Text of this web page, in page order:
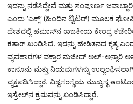
ಇದನ್ನು ನಡೆಸಿದ್ದೇವೆ ಮತ್ತು ಸಂಪೂರ್ಣ
ಎಂದು ‘ಎಕ್ಸ್’ (ಹಿಂದಿನ ಟ್ವಿಟರ್) ಮೂಲಕ
ದೇಶದಲ್ಲಿ ಹಮಾಸ್‌ನ ರಾಜಕೀಯ ಕೇಂದ್ರ
ಕತಾರ್ ಖಂಡಿಸಿದೆ. ಇದನ್ನು ಹೇಡಿತನದ ಕೃತ್ಯ
ವ್ಯವಹಾರಗಳ ವಕ್ತಾರ ಮಜೀದ್ ಅಲ್-ಅನ್ಸಾರಿ
ಕಾನೂನು ಮತ್ತು ನಿಯಮಗಳನ್ನು
ವ್ಯಕ್ತಪಡಿಸಿದ್ದಾರೆ. ವಿಶ್ವಸಂಸ್ಥೆಯ ಮುಖ್ಯಸ್ಥ
ಇಸ್ರೇಲ್‌ನ ಕ್ರಮವನ್ನು ಖಂಡಿಸಿದ್ದಾರೆ.